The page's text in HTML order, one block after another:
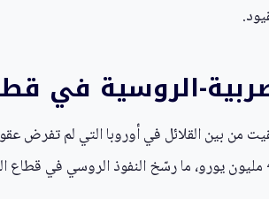
الروسية في